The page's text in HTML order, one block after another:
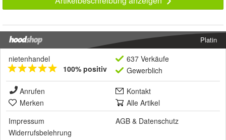
Platin
nietenhandel
100% positiv
637 Verkäufe
Gewerblich
Anrufen
Kontakt
Merken
Alle Artikel
Impressum
AGB & Datenschutz
Widerrufsbelehrung